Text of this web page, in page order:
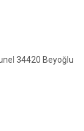
34420 Beyoğlu